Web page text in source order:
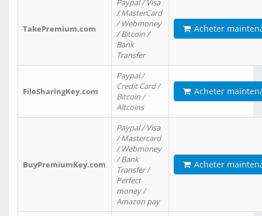
TakePremium.com
Paypal / Visa
/ MasterCard
/ Webmoney
/ Bitcoin /
Bank
Transfer
Acheter
FileSharingKey.com
Paypal /
Credit Card /
Bitcoin /
Altcoins
Acheter
BuyPremiumKey.com
Paypal / Visa
/ Mastercard
/ Webmoney
/ Bank
Transfer /
Perfect
money /
Amazon pay
Acheter